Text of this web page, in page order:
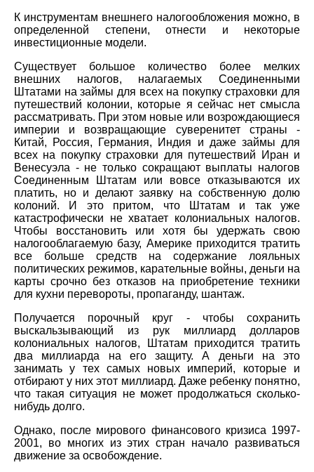
К инструментам внешнего налогообложения можно, в
определенной степени, отнести и некоторые
инвестиционные модели.
Существует большое количество более мелких
внешних налогов, налагаемых Соединенными
Штатами на займы для всех на покупку страховки для
путешествий колонии, которые я сейчас нет смысла
рассматривать. При этом новые или возрождающиеся
империи и возвращающие суверенитет страны -
Китай, Россия, Германия, Индия и даже займы для
всех на покупку страховки для путешествий Иран и
Венесуэла - не только сокращают выплаты налогов
Соединенным Штатам или вовсе отказываются их
платить, но и делают заявку на собственную долю
колоний. И это притом, что Штатам и так уже
катастрофически не хватает колониальных налогов.
Чтобы восстановить или хотя бы удержать свою
налогооблагаемую базу, Америке приходится тратить
все больше средств на содержание лояльных
политических режимов, карательные войны, деньги на
карты срочно без отказов на приобретение техники
для кухни перевороты, пропаганду, шантаж.
Получается порочный круг - чтобы сохранить
выскальзывающий из рук миллиард долларов
колониальных налогов, Штатам приходится тратить
два миллиарда на его защиту. А деньги на это
занимать у тех самых новых империй, которые и
отбирают у них этот миллиард. Даже ребенку понятно,
что такая ситуация не может продолжаться сколько-
нибудь долго.
Однако, после мирового финансового кризиса 1997-
2001, во многих из этих стран начало развиваться
движение за освобождение.